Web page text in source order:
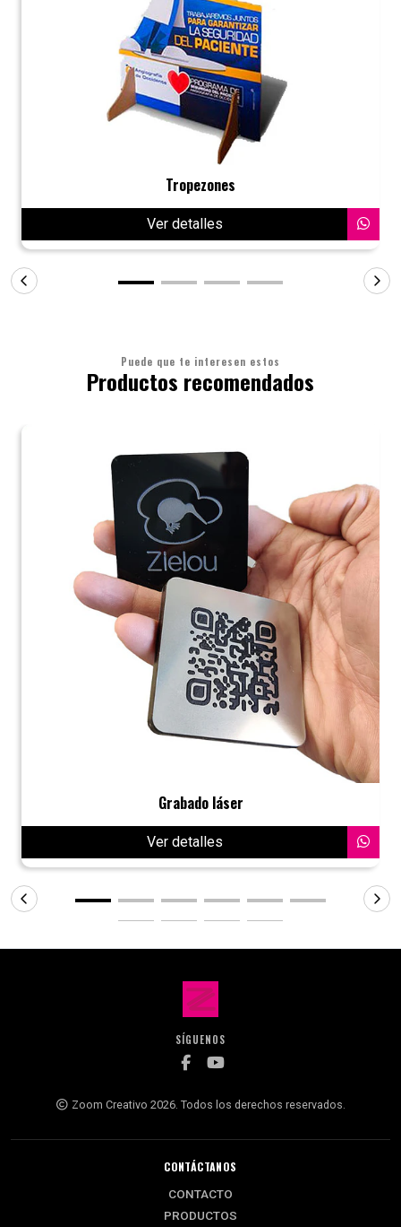
Tropezones
Ver detalles
Puede que te interesen estos
Productos recomendados
Grabado láser
Ver detalles
SÍGUENOS
Zoom Creativo 2026. Todos los derechos reservados.
CONTÁCTANOS
CONTACTO
PRODUCTOS